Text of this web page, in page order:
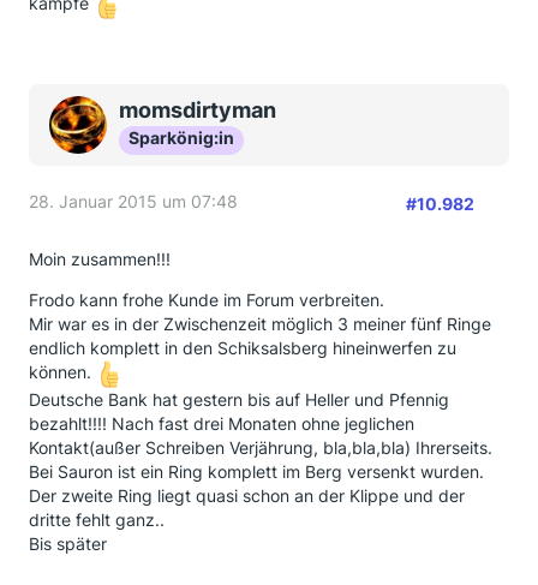
momsdirtyman
Sparkönig:in
28. Januar 2015 um 07:48 #10.982
Moin zusammen!!!
Frodo kann frohe Kunde im Forum verbreiten.
Mir war es in der Zwischenzeit möglich 3 meiner fünf Ringe
endlich komplett in den Schiksalsberg hineinwerfen zu
können.
Deutsche Bank hat gestern bis auf Heller und Pfennig
bezahlt!!!! Nach fast drei Monaten ohne jeglichen
Kontakt(außer Schreiben Verjährung, bla,bla,bla) Ihrerseits.
Bei Sauron ist ein Ring komplett im Berg versenkt wurden.
Der zweite Ring liegt quasi schon an der Klippe und der
dritte fehlt ganz..
Bis später